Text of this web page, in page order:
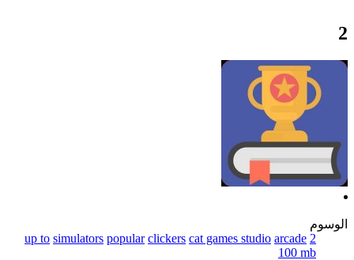
2
الوسوم
2
arcade
cat games studio
clickers
popular
simulators
up to
100 mb